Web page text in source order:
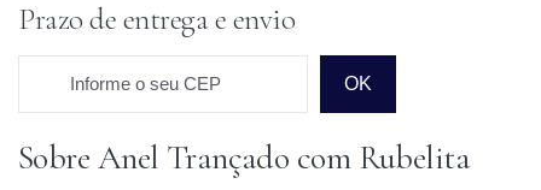
Prazo de entrega e envio
Informe o seu CEP OK
Prazo para o CEP
Sobre Anel Trançado com Rubelita